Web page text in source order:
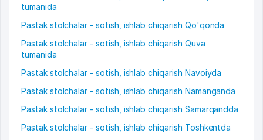
tumanida
Pastak stolchalar - sotish, ishlab chiqarish Qo'qonda
Pastak stolchalar - sotish, ishlab chiqarish Quva
tumanida
Pastak stolchalar - sotish, ishlab chiqarish Navoiyda
Pastak stolchalar - sotish, ishlab chiqarish Namanganda
Pastak stolchalar - sotish, ishlab chiqarish Samarqandda
Pastak stolchalar - sotish, ishlab chiqarish Toshkentda